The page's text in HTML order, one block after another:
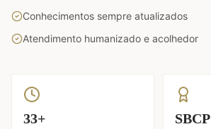
Conhecimentos sempre atualizados
Atendimento humanizado e acolhedor
33+ SBCP